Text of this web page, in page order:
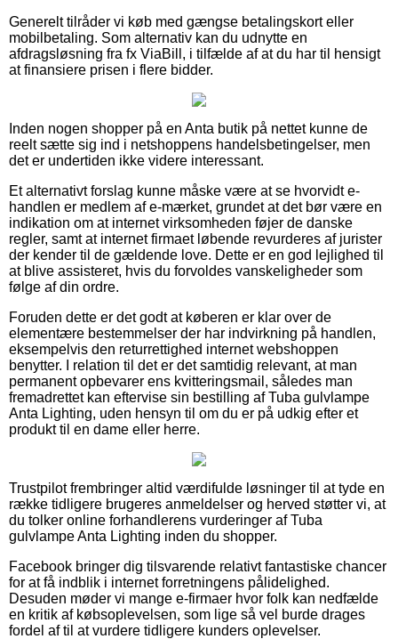
Generelt tilråder vi køb med gængse betalingskort eller
mobilbetaling. Som alternativ kan du udnytte en
afdragsløsning fra fx ViaBill, i tilfælde af at du har til hensigt
at finansiere prisen i flere bidder.
Inden nogen shopper på en Anta butik på nettet kunne de
reelt sætte sig ind i netshoppens handelsbetingelser, men
det er undertiden ikke videre interessant.
Et alternativt forslag kunne måske være at se hvorvidt e-
handlen er medlem af e-mærket, grundet at det bør være en
indikation om at internet virksomheden føjer de danske
regler, samt at internet firmaet løbende revurderes af jurister
der kender til de gældende love. Dette er en god lejlighed til
at blive assisteret, hvis du forvoldes vanskeligheder som
følge af din ordre.
Foruden dette er det godt at køberen er klar over de
elementære bestemmelser der har indvirkning på handlen,
eksempelvis den returrettighed internet webshoppen
benytter. I relation til det er det samtidig relevant, at man
permanent opbevarer ens kvitteringsmail, således man
fremadrettet kan eftervise sin bestilling af Tuba gulvlampe
Anta Lighting, uden hensyn til om du er på udkig efter et
produkt til en dame eller herre.
Trustpilot frembringer altid værdifulde løsninger til at tyde en
række tidligere brugeres anmeldelser og herved støtter vi, at
du tolker online forhandlerens vurderinger af Tuba
gulvlampe Anta Lighting inden du shopper.
Facebook bringer dig tilsvarende relativt fantastiske chancer
for at få indblik i internet forretningens pålidelighed.
Desuden møder vi mange e-firmaer hvor folk kan nedfælde
en kritik af købsoplevelsen, som lige så vel burde drages
fordel af til at vurdere tidligere kunders oplevelser.